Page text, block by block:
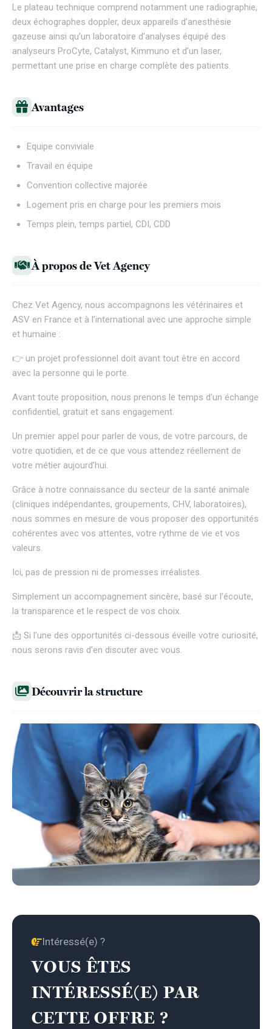
Le plateau technique comprend notamment une radiographie,
deux échographes doppler, deux appareils d’anesthésie
gazeuse ainsi qu’un laboratoire d’analyses équipé des
analyseurs ProCyte, Catalyst, Kimmuno et d’un laser,
permettant une prise en charge complète des patients.
Avantages
Equipe conviviale
Travail en équipe
Convention collective majorée
Logement pris en charge pour les premiers mois
Temps plein, temps partiel, CDI, CDD
À propos de Vet Agency
Chez Vet Agency, nous accompagnons les vétérinaires et
ASV en France et à l’international avec une approche simple
et humaine :
👉 un projet professionnel doit avant tout être en accord
avec la personne qui le porte.
Avant toute proposition, nous prenons le temps d’un échange
confidentiel, gratuit et sans engagement.
Un premier appel pour parler de vous, de votre parcours, de
votre quotidien, et de ce que vous attendez réellement de
votre métier aujourd’hui.
Grâce à notre connaissance du secteur de la santé animale
(cliniques indépendantes, groupements, CHV, laboratoires),
nous sommes en mesure de vous proposer des opportunités
cohérentes avec vos attentes, votre rythme de vie et vos
valeurs.
Ici, pas de pression ni de promesses irréalistes.
Simplement un accompagnement sincère, basé sur l’écoute,
la transparence et le respect de vos choix.
📩 Si l’une des opportunités ci-dessous éveille votre curiosité,
nous serons ravis d’en discuter avec vous.
Découvrir la structure
Intéressé(e) ?
VOUS ÊTES
INTÉRESSÉ(E) PAR
CETTE OFFRE ?